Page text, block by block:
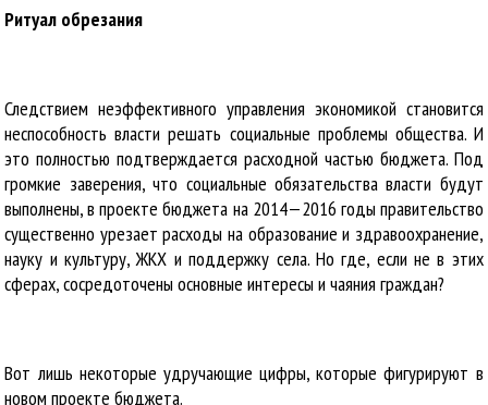
Ритуал обрезания
Следствием неэффективного управления экономикой становится
неспособность власти решать социальные проблемы общества. И
это полностью подтверждается расходной частью бюджета. Под
громкие заверения, что социальные обязательства власти будут
выполнены, в проекте бюджета на 2014—2016 годы правительство
существенно урезает расходы на образование и здравоохранение,
науку и культуру, ЖКХ и поддержку села. Но где, если не в этих
сферах, сосредоточены основные интересы и чаяния граждан?
Вот лишь некоторые удручающие цифры, которые фигурируют в
новом проекте бюджета.